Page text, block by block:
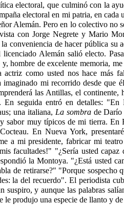
electoral, que culminó con la
electoral en mi patria, en cada
Alemán. Pero en lo colectivo no
con Jorge Negrete y Mario
conveniencia de hacer pública su
Alemán salió electo.
hombre de excelente memoria,
como usted nos hace más
mi recorrido desde que
las Antillas, el continente,
seguida entró en detalles: "En
una italiana, La sombrade Darío
sabor muy típicos de mi tierra. En
En Nueva York, presentaré
a mi presidente, fabricar mi
facultades!" "¿Sería usted capaz
la Montoya. "¿Está usted
de retirarse?" "Porque sospecho
la del recuerdo". El periodista
y aunque las palabras
produjo una especie de llanto y